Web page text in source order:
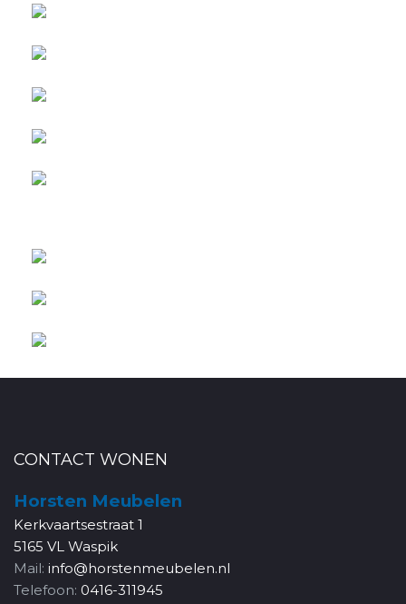
CONTACT WONEN
Horsten Meubelen
Kerkvaartsestraat 1
5165 VL Waspik
Mail: info@horstenmeubelen.nl
Telefoon: 0416-311945